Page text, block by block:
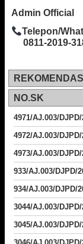
Admin Official
Telepon/
0811-2019-
NO.SK
4971/AJ.003/
4972/AJ.003/
4973/AJ.003/DJPD/
933/AJ.003/
934/AJ.003/
3044/AJ.003/
3045/AJ.003/